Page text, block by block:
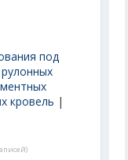
под
кровель |